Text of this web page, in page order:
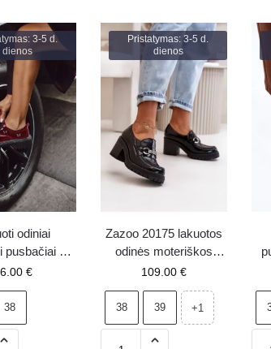
3-5 d.
dienos
odiniai
pusbačiai su
Artiker
€
38
Pristatymas: 3-5 d.
dienos
Zazoo 20175 lakuotos
odinės moteriškos
aukštakulnės basutės
juodos
109.00€
38 39 +1